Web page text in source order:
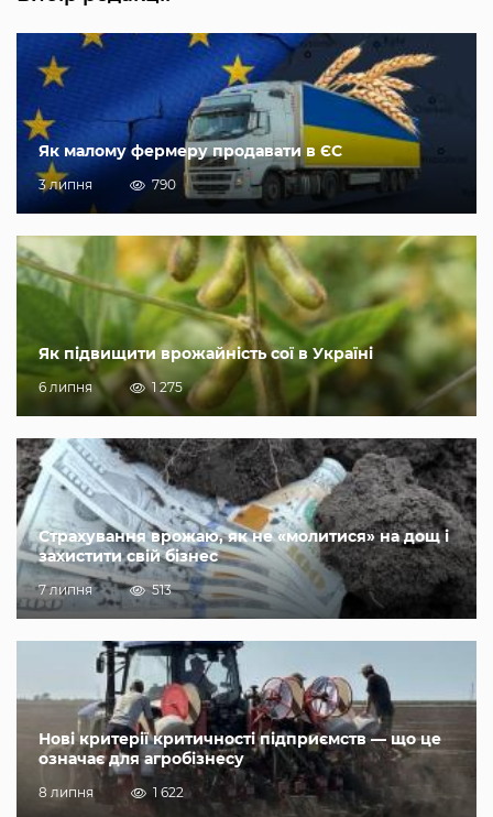
Як малому фермеру продавати в ЄС
3 липня 790
Як підвищити врожайність сої в Україні
6 липня 1 275
Страхування врожаю, як не «молитися» на дощ і
захистити свій бізнес
7 липня 513
Нові критерії критичності підприємств — що це
означає для агробізнесу
8 липня 1 622